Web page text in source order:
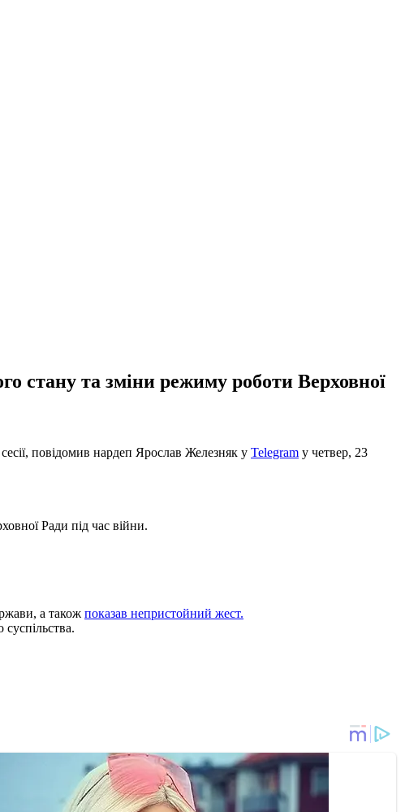
стану та зміни режиму роботи Верховної
повідомив нардеп Ярослав Железняк у Telegram у четвер, 23
Ради під час війни.
а також показав непристойний жест.